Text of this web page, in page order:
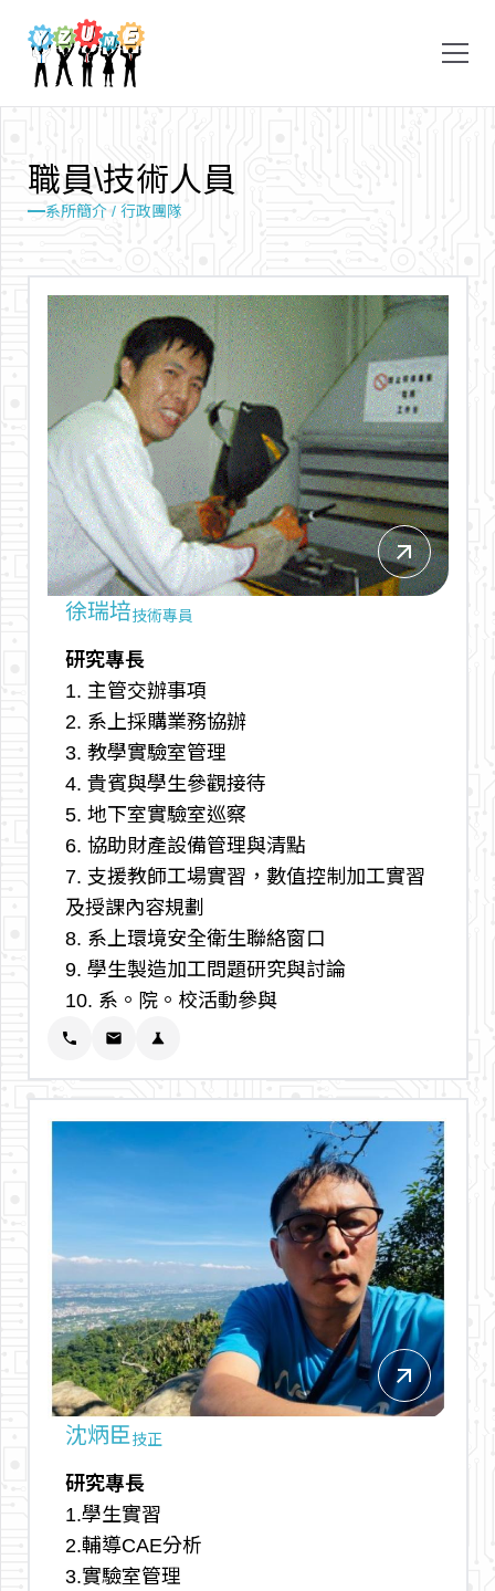
系所簡介 / 行政團隊
職員\技術人 員
arrow_outward
徐瑞培技術專員
研究專長
1. 主管交辦事項
2. 系上採購業務協辦
3. 教學實驗室管理
4. 貴賓與學生參觀接待
5. 地下室實驗室巡察
6. 協助財產設備管理與清點
7. 支援教師工場實習，數值控制加工實習
及授課內容規劃
8. 系上環境安全衛生聯絡窗口
9. 學生製造加工問題研究與討論
10. 系。院。校活動參與
phone email science
arrow_outward
沈炳臣技正
研究專長
1.學生實習
2.輔導CAE分析
3.實驗室管理